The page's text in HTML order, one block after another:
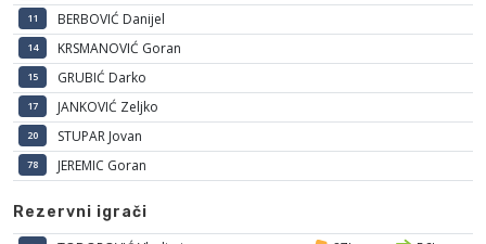
11 BERBOVIĆ Danijel
14 KRSMANOVIĆ Goran
15 GRUBIĆ Darko
17 JANKOVIĆ Zeljko
20 STUPAR Jovan
78 JEREMIC Goran
Rezervni igrači